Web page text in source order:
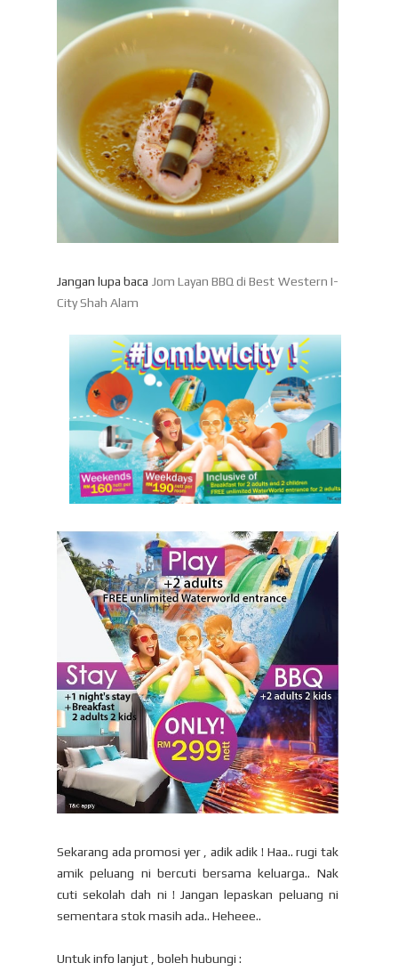
Jangan lupa baca Jom Layan BBQ di Best Western I-
City Shah Alam
Sekarang ada promosi yer , adik adik ! Haa.. rugi tak
amik peluang ni bercuti bersama keluarga.. Nak
cuti sekolah dah ni ! Jangan lepaskan peluang ni
sementara stok masih ada.. Heheee..
Untuk info lanjut , boleh hubungi :